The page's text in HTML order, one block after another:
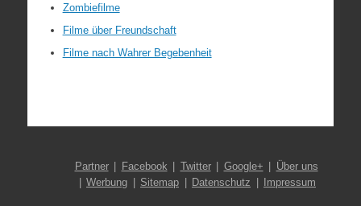
Zombiefilme
Filme über Freundschaft
Filme nach Wahrer Begebenheit
Partner Facebook Twitter Google+
Über uns
Werbung
Sitemap Datenschutz Impressum